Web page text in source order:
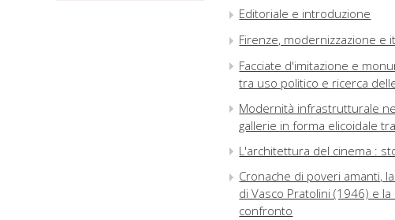
Editoriale e introduzione
Firenze, modernizzazione e
Facciate d'imitazione e
tra uso politico e ricerca
Modernità infrastrutturale
gallerie in forma elicoidale
L'architettura del cinema :
Cronache di poveri amanti,
di Vasco Pratolini (1946) e
confronto